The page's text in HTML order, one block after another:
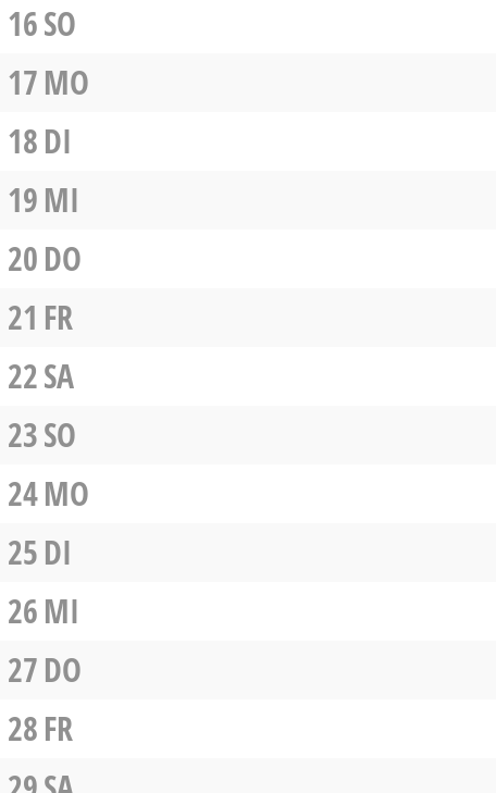
16SO
17MO
18DI
19MI
20DO
21 FR
22SA
23SO
24MO
25DI
26MI
27DO
28FR